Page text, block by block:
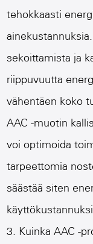
tehokkaasti
sekoittamista ja
riippuvuutta
vähentäen koko
AAC -muotin
voi optimoida
tarpeettomia
säästää siten
3. Kuinka AAC -